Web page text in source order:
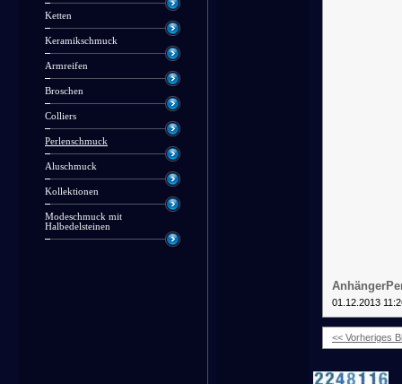
Ketten
Keramikschmuck
Armreifen
Broschen
Colliers
Perlenschmuck
Aluschmuck
Kollektionen
Modeschmuck mit
Halbedelsteinen
01.12.2013
<< Vorheriges